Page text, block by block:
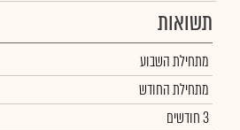
תשואות
מתחילת השבוע
מתחילת החודש
3 חודשים